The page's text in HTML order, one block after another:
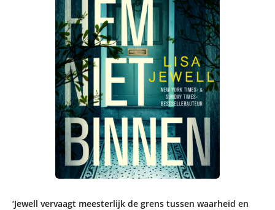
‘Jewell vervaagt meesterlijk de grens tussen waarheid en